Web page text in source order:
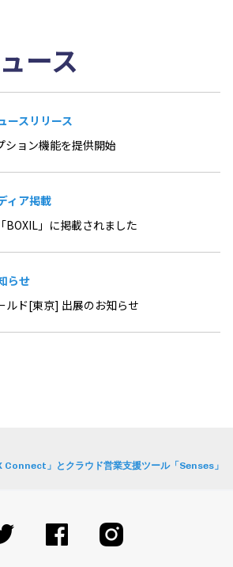
ース
ースリリース
ョン機能を提供開始
ィア掲載
BOXIL」に掲載されました
らせ
ルド[東京] 出展のお知らせ
」とクラウド営業支援ツール「Senses」